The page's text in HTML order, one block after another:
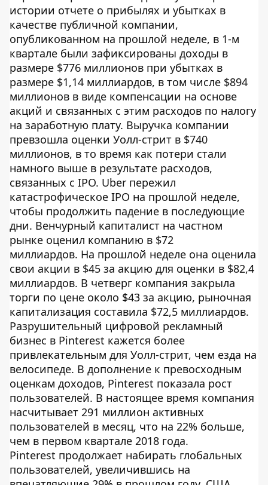
истории отчете о прибылях и убытках в
качестве публичной компании,
опубликованном на прошлой неделе, в 1-м
квартале были зафиксированы доходы в
размере $776 миллионов при убытках в
размере $1,14 миллиардов, в том числе $894
миллионов в виде компенсации на основе
акций и связанных с этим расходов по налогу
на заработную плату. Выручка компании
превзошла оценки Уолл-стрит в $740
миллионов, в то время как потери стали
намного выше в результате расходов,
связанных с IPO. Uber пережил
катастрофическое IPO на прошлой неделе,
чтобы продолжить падение в последующие
дни. Венчурный капиталист на частном
рынке оценил компанию в $72
миллиардов. На прошлой неделе она оценила
свои акции в $45 за акцию для оценки в $82,4
миллиардов. В четверг компания закрыла
торги по цене около $43 за акцию, рыночная
капитализация составила $72,5 миллиардов.
Разрушительный цифровой рекламный
бизнес в Pinterest кажется более
привлекательным для Уолл-стрит, чем езда на
велосипеде. В дополнение к превосходным
оценкам доходов, Pinterest показала рост
пользователей. В настоящее время компания
насчитывает 291 миллион активных
пользователей в месяц, что на 22% больше,
чем в первом квартале 2018 года.
Pinterest продолжает набирать глобальных
пользователей, увеличившись на